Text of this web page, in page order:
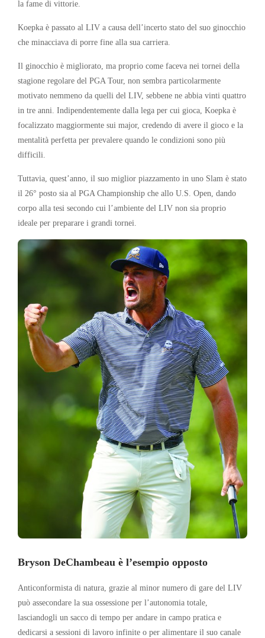
la fame di vittorie.
Koepka è passato al LIV a causa dell’incerto stato del suo ginocchio
che minacciava di porre fine alla sua carriera.
Il ginocchio è migliorato, ma proprio come faceva nei tornei della
stagione regolare del PGA Tour, non sembra particolarmente
motivato nemmeno da quelli del LIV, sebbene ne abbia vinti quattro
in tre anni. Indipendentemente dalla lega per cui gioca, Koepka è
focalizzato maggiormente sui major, credendo di avere il gioco e la
mentalità perfetta per prevalere quando le condizioni sono più
difficili.
Tuttavia, quest’anno, il suo miglior piazzamento in uno Slam è stato
il 26° posto sia al PGA Championship che allo U.S. Open, dando
corpo alla tesi secondo cui l’ambiente del LIV non sia proprio
ideale per preparare i grandi tornei.
Bryson DeChambeau è l’esempio opposto
Anticonformista di natura, grazie al minor numero di gare del LIV
può assecondare la sua ossessione per l’autonomia totale,
lasciandogli un sacco di tempo per andare in campo pratica e
dedicarsi a sessioni di lavoro infinite o per alimentare il suo canale